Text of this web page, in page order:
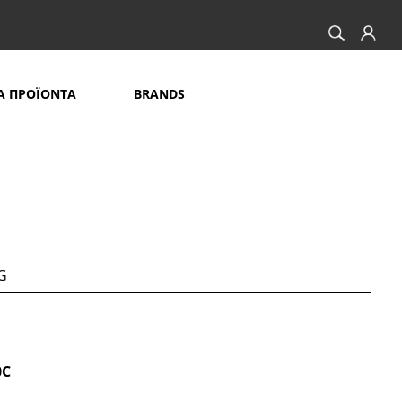
ΠΡΟΪΟΝΤΑ BRANDS